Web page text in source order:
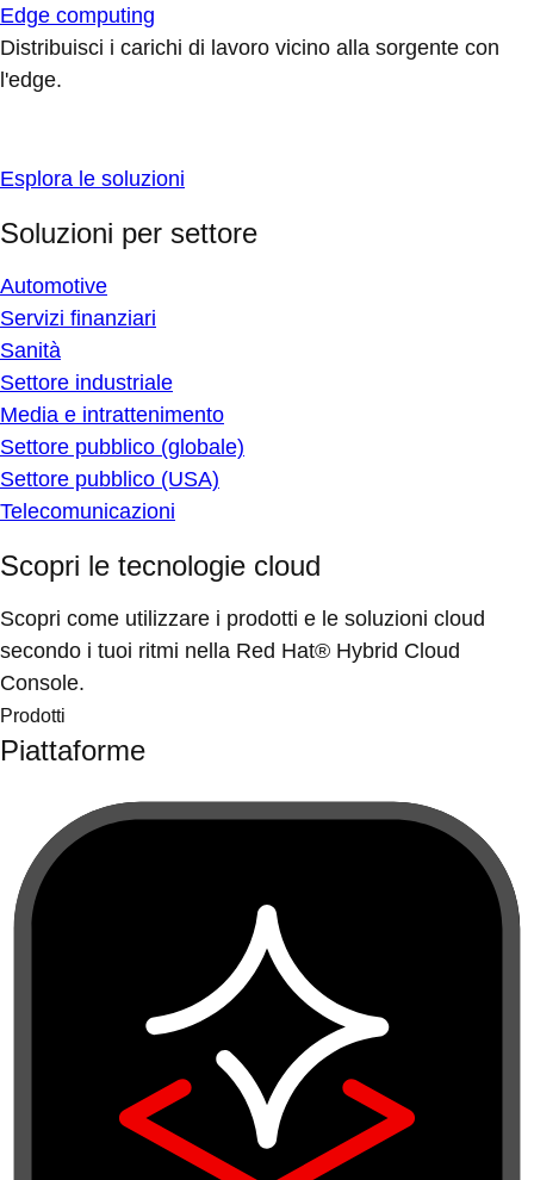
Edge computing
Distribuisci i carichi di lavoro vicino alla sorgente con
l'edge.
Esplora le soluzioni
Soluzioni per settore
Automotive
Servizi finanziari
Sanità
Settore industriale
Media e intrattenimento
Settore pubblico (globale)
Settore pubblico (USA)
Telecomunicazioni
Scopri le tecnologie cloud
Scopri come utilizzare i prodotti e le soluzioni cloud
secondo i tuoi ritmi nella Red Hat® Hybrid Cloud
Console.
Prodotti
Piattaforme